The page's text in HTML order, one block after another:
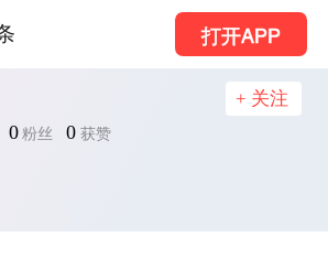
打开APP
0 粉丝 0 获赞
+ 关注